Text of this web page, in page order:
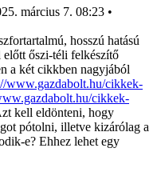
március 7. 08:23 •
hosszú hatású
őszi-téli felkészítő
a két cikkben nagyjából
www.gazdabolt.hu/cikkek-
cikkek-
kell eldönteni, hogy
pótolni, illetve kizárólag a
e? Ehhez lehet egy